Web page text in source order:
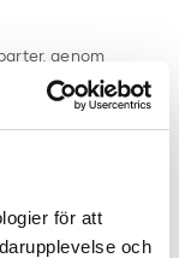
för att
och
genom
och